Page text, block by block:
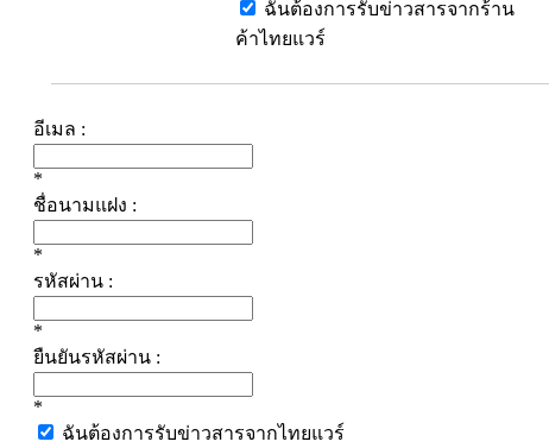
ฉันต้องการรับข่าวสารจากร้าน
ค้าไทยแวร์
อีเมล :
*
ชื่อนามแฝง :
*
รหัสผ่าน :
*
ยืนยันรหัสผ่าน :
*
ฉันต้องการรับข่าวสารจากไทยแวร์